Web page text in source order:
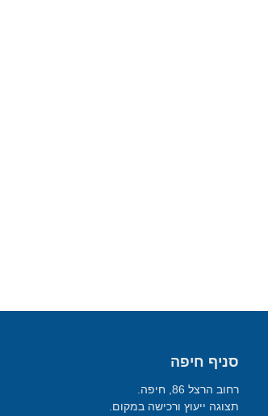
סניף חיפה
רחוב הרצל 86, חיפה.
תצוגה ייעוץ ורכישה במקום.